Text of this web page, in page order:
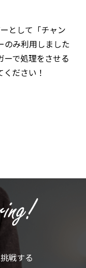
として「チャン
のみ利用しました
ーで処理をさせる
ださい！
戦する